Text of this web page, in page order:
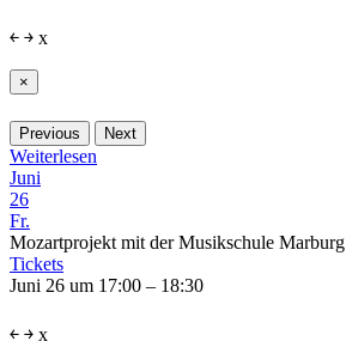
￩ ￫ x
×
Previous Next
Weiterlesen
Juni
26
Fr.
Mozartprojekt mit der Musikschule Marburg
Tickets
Juni 26 um 17:00 – 18:30
￩ ￫ x